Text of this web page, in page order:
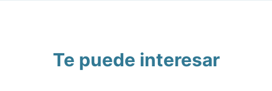
Te puede interesar